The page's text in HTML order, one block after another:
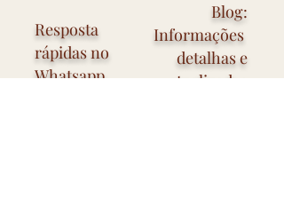
Resposta
rápidas no
Whatsapp
Blog:
Informações
detalhas e
atualizadas